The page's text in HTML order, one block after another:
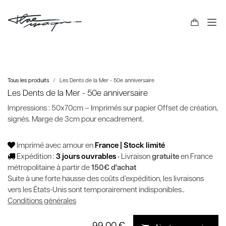
Tous les produits Les Dents de la Mer - 50e anniversaire
Les Dents de la Mer - 50e anniversaire
Impressions : 50x70cm – Imprimés sur papier Offset de création,
signés. Marge de 3cm pour encadrement.
Imprimé avec amour en France | Stock limité
Expédition : 3 jours ouvrables • Livraison gratuite en France
métropolitaine à partir de 150€ d'achat
Suite à une forte hausse des coûts d’expédition, les livraisons
vers les États-Unis sont temporairement indisponibles..
Conditions générales